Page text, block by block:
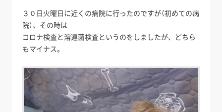
３０日火曜日に近くの病院に行ったのですが（初めての病
院）、その時は
コロナ検査と溶連菌検査というのをしましたが、どちら
もマイナス。